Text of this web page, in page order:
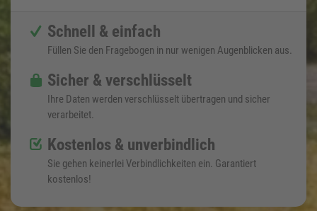
Schnell & einfach
Füllen Sie den Fragebogen in nur wenigen Augenblicken aus.
Sicher & verschlüsselt
Ihre Daten werden verschlüsselt übertragen und sicher
verarbeitet.
Kostenlos & unverbindlich
Sie gehen keinerlei Verbindlichkeiten ein. Garantiert
kostenlos!